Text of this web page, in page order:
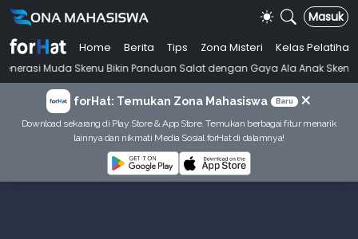
Masuk
Home Berita Tips Zona Misteri
Kelas Pelatihan
Skenu Bikin Panduan Salat dengan Gaya Ala Anak Skena •
forHat: Temukan Zona Mahasiswa Baru ×
Download sekarang di Play Store & App Store. Temukan berbagai fitur menarik
lainnya dan nikmati Media Sosial forHat di dalamnya!